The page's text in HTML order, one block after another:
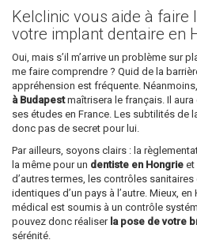
Kelclinic vous aide à faire
votre implant dentaire en
Oui, mais s’il m’arrive un problème sur
me faire comprendre ? Quid de la
appréhension est fréquente.
à Budapestmaîtrisera le français. Il
ses études en France. Les subtilités de
donc pas de secret pour lui.
Par ailleurs, soyons clairs : la
la même pour un dentiste en Hongrie et
d’autres termes, les contrôles
identiques d’un pays à l’autre. Mieux,
médical est soumis à un contrôle
pouvez donc réaliser la pose de votre
sérénité.